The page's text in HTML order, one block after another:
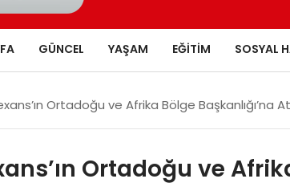
GÜNCEL YAŞAM EĞITIM SOSYAL
Ortadoğu ve Afrika Bölge Başkanlığı’na
Ortadoğu ve